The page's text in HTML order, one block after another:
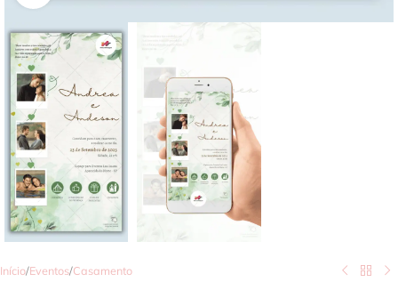
Início/Eventos/Casamento